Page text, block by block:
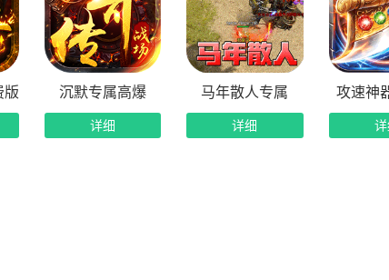
版 沉默专属高爆
详细
马年散人专属
详细
攻速神
详